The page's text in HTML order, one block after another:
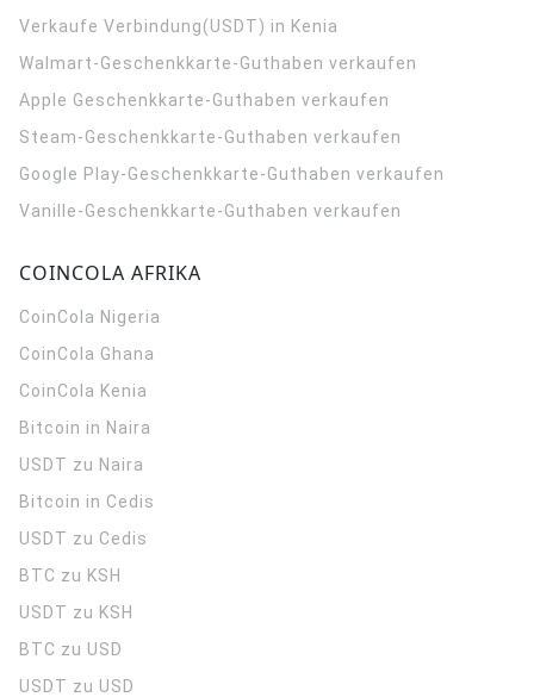
Verkaufe Verbindung(USDT) in Kenia
Walmart-Geschenkkarte-Guthaben verkaufen
Apple Geschenkkarte-Guthaben verkaufen
Steam-Geschenkkarte-Guthaben verkaufen
Google Play-Geschenkkarte-Guthaben verkaufen
Vanille-Geschenkkarte-Guthaben verkaufen
COINCOLA AFRIKA
CoinCola Nigeria
CoinCola Ghana
CoinCola Kenia
Bitcoin in Naira
USDT zu Naira
Bitcoin in Cedis
USDT zu Cedis
BTC zu KSH
USDT zu KSH
BTC zu USD
USDT zu USD